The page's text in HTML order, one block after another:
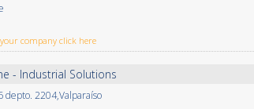
company click here
- Industrial Solutions
depto. 2204,Valparaíso